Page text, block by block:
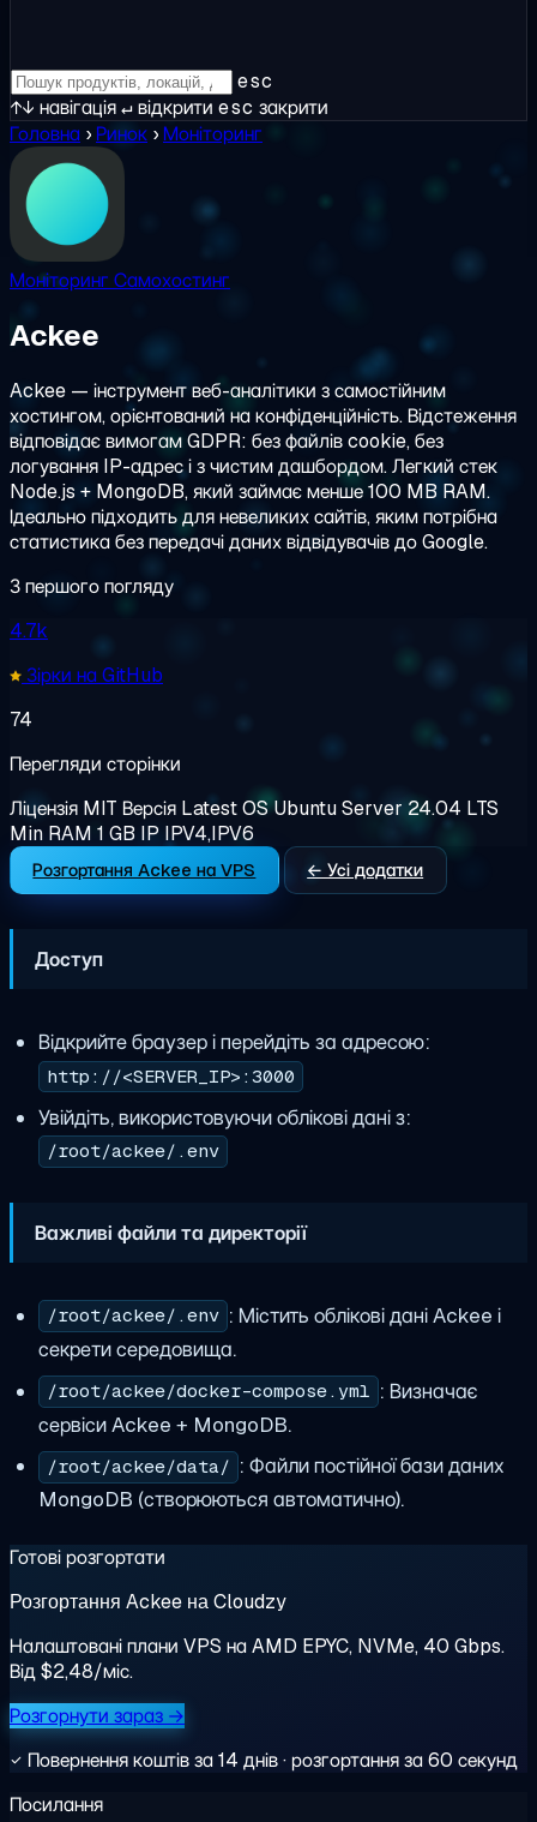
esc
↑↓ навігація↵відкрити esc закрити
Головна ›Ринок ›Моніторинг
Моніторинг Самохостинг
Ackee
Ackee — інструмент веб-аналітики з самостійним
хостингом, орієнтований на конфіденційність. Відстеження
відповідає вимогам GDPR: без файлів cookie, без
логування IP-адрес і з чистим дашбордом. Легкий стек
Node.js + MongoDB, який займає менше 100 MB RAM.
Ідеально підходить для невеликих сайтів, яким потрібна
статистика без передачі даних відвідувачів до Google.
З першого погляду
4.7k
Зірки на GitHub
74
Перегляди сторінки
Ліцензія MIT Версія LatestOSUbuntu Server 24.04 LTS
Min RAM 1 GB IP IPV4,IPV6
Розгортання Ackee на VPS ← Усі додатки
Доступ
Відкрийте браузер і перейдіть за адресою:
http://<SERVER_IP>:3000
Увійдіть, використовуючи облікові дані з:
/root/ackee/.env
Важливі файли та директорії
/root/ackee/.env : Містить облікові дані Ackee і
секрети середовища.
/root/ackee/docker-compose.yml : Визначає
сервіси Ackee + MongoDB.
/root/ackee/data/ : Файли постійної бази даних
MongoDB (створюються автоматично).
Готові розгортати
Розгортання Ackee на Cloudzy
Налаштовані плани VPS на AMD EPYC, NVMe, 40 Gbps.
Від $2,48/міс.
Розгорнути зараз →
Повернення коштів за 14 днів · розгортання за 60 секунд
Посилання